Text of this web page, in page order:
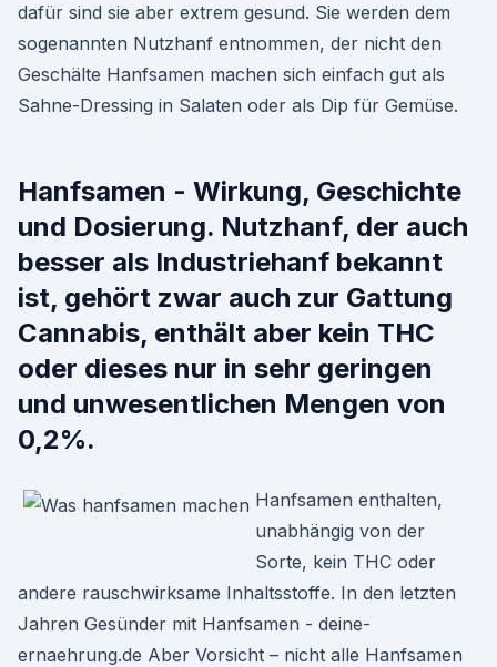
dafür sind sie aber extrem gesund. Sie werden dem
sogenannten Nutzhanf entnommen, der nicht den
Geschälte Hanfsamen machen sich einfach gut als
Sahne-Dressing in Salaten oder als Dip für Gemüse.
Hanfsamen - Wirkung, Geschichte
und Dosierung. Nutzhanf, der auch
besser als Industriehanf bekannt
ist, gehört zwar auch zur Gattung
Cannabis, enthält aber kein THC
oder dieses nur in sehr geringen
und unwesentlichen Mengen von
0,2%.
Hanfsamen enthalten,
unabhängig von der
Sorte, kein THC oder
andere rauschwirksame Inhaltsstoffe. In den letzten
Jahren Gesünder mit Hanfsamen - deine-
ernaehrung.de Aber Vorsicht – nicht alle Hanfsamen